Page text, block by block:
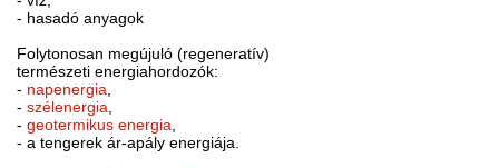
- hasadó anyagok
Folytonosan megújuló (regeneratív)
természeti energiahordozók:
- napenergia,
-szélenergia,
-geotermikus energia,
- a tengerek ár-apály energiája.